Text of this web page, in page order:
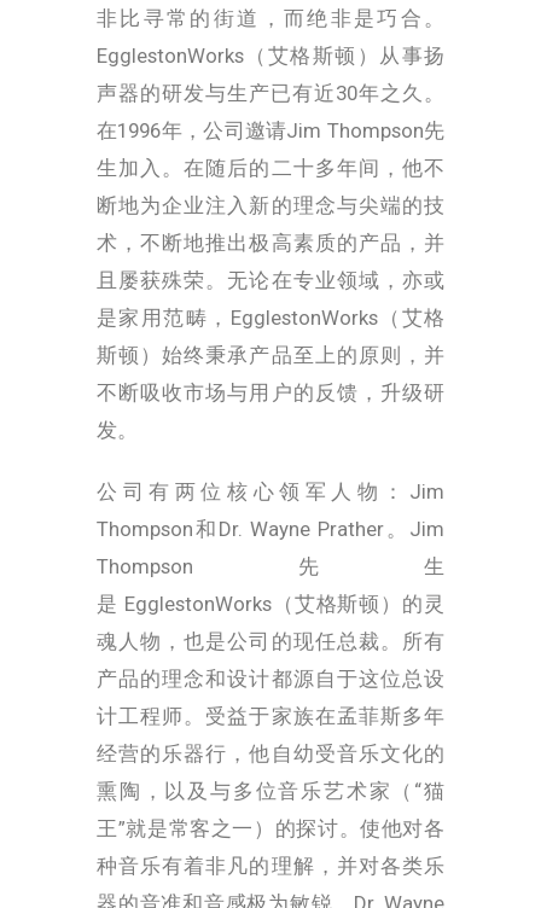
非比寻常的街道，而绝非是巧合。
EgglestonWorks（艾格斯顿）从事扬
声器的研发与生产已有近30年之久。
在1996年，公司邀请Jim Thompson先
生加入。在随后的二十多年间，他不
断地为企业注入新的理念与尖端的技
术，不断地推出极高素质的产品，并
且屡获殊荣。无论在专业领域，亦或
是家用范畴， EgglestonWorks（艾格
斯顿）始终秉承产品至上的原则，并
不断吸收市场与用户的反馈，升级研
发。
公司有两位核心领军人物：Jim
Thompson和Dr. Wayne Prather。Jim
Thompson先生
是 EgglestonWorks（艾格斯顿）的灵
魂人物，也是公司的现任总裁。所有
产品的理念和设计都源自于这位总设
计工程师。受益于家族在孟菲斯多年
经营的乐器行，他自幼受音乐文化的
熏陶，以及与多位音乐艺术家（“猫
王”就是常客之一）的探讨。使他对各
种音乐有着非凡的理解，并对各类乐